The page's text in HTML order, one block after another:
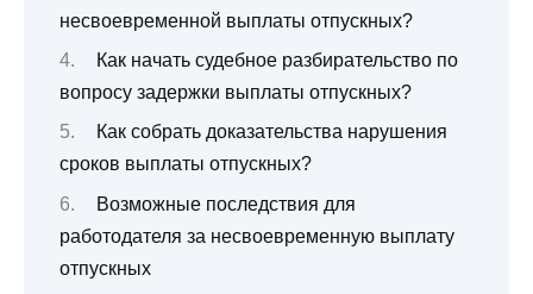
несвоевременной выплаты отпускных?
Как начать судебное разбирательство по
вопросу задержки выплаты отпускных?
Как собрать доказательства нарушения
сроков выплаты отпускных?
Возможные последствия для
работодателя за несвоевременную выплату
отпускных